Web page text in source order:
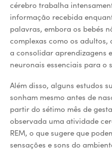
cérebro trabalha
informação recebida
palavras, embora os bebés
complexas como os adultos,
a consolidar aprendizagens
neuronais essenciais para o
Além disso, alguns estudos
sonham mesmo antes de
partir do sétimo mês de
observada uma atividade
REM, o que sugere que
sensações e sons do